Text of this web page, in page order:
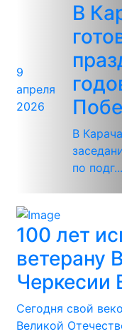
9
апреля
2026
В
В
по подг...
100 лет
ветерану
Черкесии
Сегодня свой
Великой